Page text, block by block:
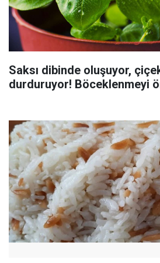
Saksı dibinde oluşuyor,
durduruyor! Böceklenmeyi